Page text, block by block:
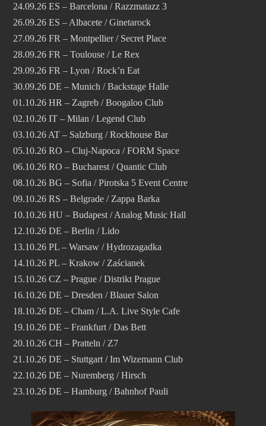
24.09.26 ES – Barcelona / Razzmatazz 3
26.09.26 ES – Albacete / Ginetarock
27.09.26 FR – Montpellier / Secret Place
28.09.26 FR – Toulouse / Le Rex
29.09.26 FR – Lyon / Rock’n Eat
30.09.26 DE – Munich / Backstage Halle
01.10.26 HR – Zagreb / Boogaloo Club
02.10.26 IT – Milan / Legend Club
03.10.26 AT – Salzburg / Rockhouse Bar
05.10.26 RO – Cluj-Napoca / FORM Space
06.10.26 RO – Bucharest / Quantic Club
08.10.26 BG – Sofia / Pirotska 5 Event Centre
09.10.26 RS – Belgrade / Zappa Barka
10.10.26 HU – Budapest / Analog Music Hall
12.10.26 DE – Berlin / Lido
13.10.26 PL – Warsaw / Hydrozagadka
14.10.26 PL – Krakow / Zaścianek
15.10.26 CZ – Prague / Distrikt Prague
16.10.26 DE – Dresden / Blauer Salon
18.10.26 DE – Cham / L.A. Live Style Cafe
19.10.26 DE – Frankfurt / Das Bett
20.10.26 CH – Pratteln / Z7
21.10.26 DE – Stuttgart / Im Wizemann Club
22.10.26 DE – Nuremberg / Hirsch
23.10.26 DE – Hamburg / Bahnhof Pauli